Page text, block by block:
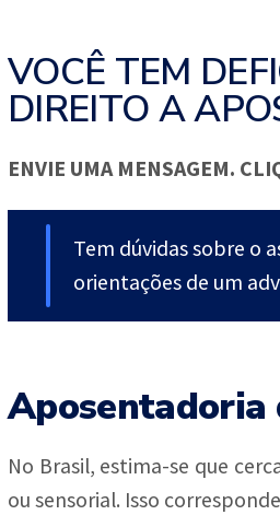
VOCÊ TEM
DIREITO A
ENVIE UMA MENSAGEM.
Tem dúvidas sobre o
orientações de um
Aposentadoria
No Brasil, estima-se que
ou sensorial. Isso